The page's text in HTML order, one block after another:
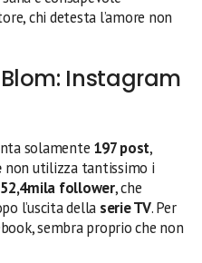
chi detesta l’amore non
Instagram
solamente 197 post,
non utilizza tantissimo i
52,4mila follower, che
l’uscita della serie TV. Per
sembra proprio che non